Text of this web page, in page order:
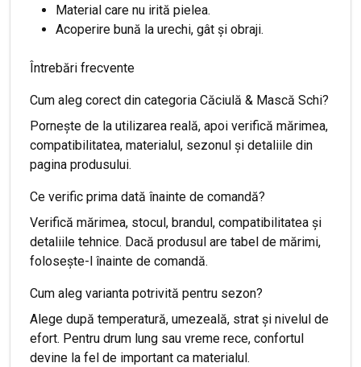
Material care nu irită pielea.
Acoperire bună la urechi, gât și obraji.
Întrebări frecvente
Cum aleg corect din categoria Căciulă & Mască Schi?
Pornește de la utilizarea reală, apoi verifică mărimea,
compatibilitatea, materialul, sezonul și detaliile din
pagina produsului.
Ce verific prima dată înainte de comandă?
Verifică mărimea, stocul, brandul, compatibilitatea și
detaliile tehnice. Dacă produsul are tabel de mărimi,
folosește-l înainte de comandă.
Cum aleg varianta potrivită pentru sezon?
Alege după temperatură, umezeală, strat și nivelul de
efort. Pentru drum lung sau vreme rece, confortul
devine la fel de important ca materialul.